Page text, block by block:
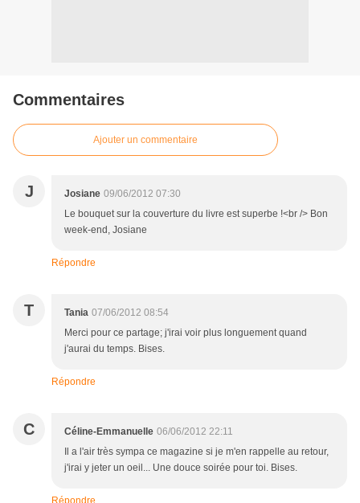
Commentaires
Ajouter un commentaire
J Josiane 09/06/2012 07:30
Le bouquet sur la couverture du livre est superbe !<br /> Bon
week-end, Josiane
Répondre
T Tania 07/06/2012 08:54
Merci pour ce partage; j'irai voir plus longuement quand
j'aurai du temps. Bises.
Répondre
C Céline-Emmanuelle 06/06/2012 22:11
Il a l'air très sympa ce magazine si je m'en rappelle au retour,
j'irai y jeter un oeil... Une douce soirée pour toi. Bises.
Répondre